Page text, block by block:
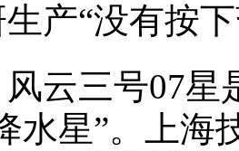
产“没有按
三号07星是
水星”。上海